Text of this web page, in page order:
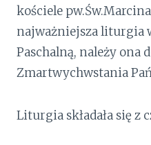
kościele pw.Św.Marcina
najważniejsza liturgia
Paschalną, należy ona
Zmartwychwstania
Liturgia składała się z